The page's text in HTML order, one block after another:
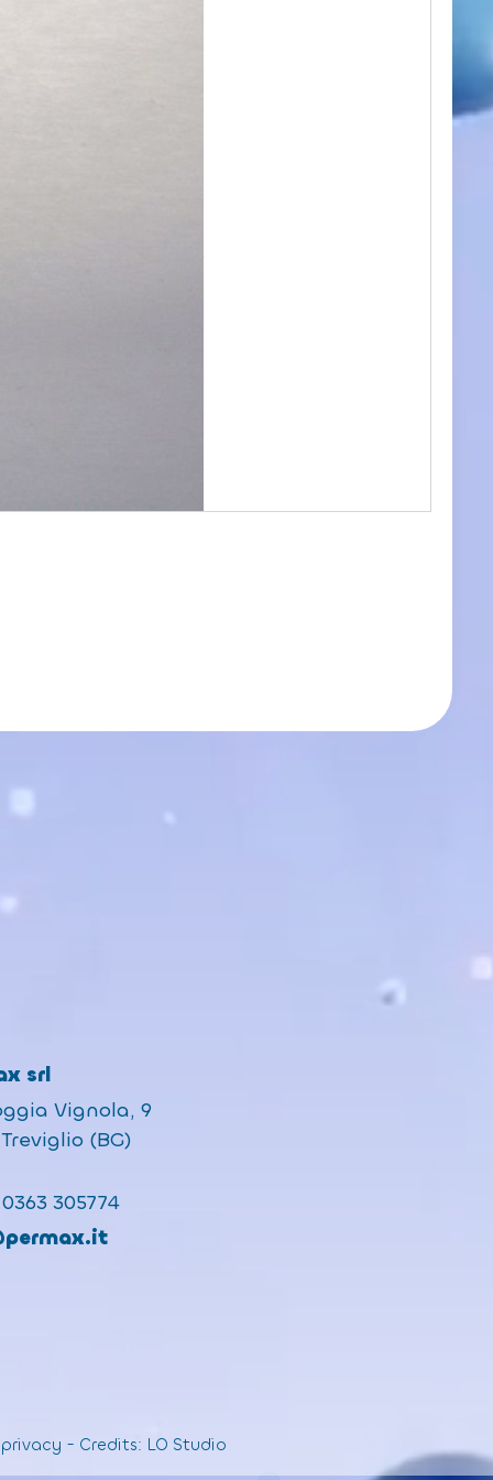
srl
Vignola, 9
(BG)
305774
- Credits: LO Studio